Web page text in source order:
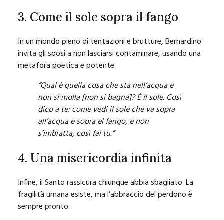
3. Come il sole sopra il fango
In un mondo pieno di tentazioni e brutture, Bernardino
invita gli sposi a non lasciarsi contaminare, usando una
metafora poetica e potente:
“Qual è quella cosa che sta nell’acqua e
non si molla [non si bagna]? È il sole. Così
dico a te: come vedi il sole che va sopra
all’acqua e sopra el fango, e non
s’imbratta, così fai tu.”
4. Una misericordia infinita
Infine, il Santo rassicura chiunque abbia sbagliato. La
fragilità umana esiste, ma l’abbraccio del perdono è
sempre pronto: